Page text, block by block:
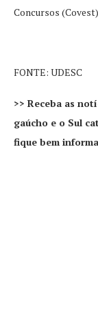
Concursos
FONTE: UDESC
>> Receba as
gaúcho e o Sul
fique bem